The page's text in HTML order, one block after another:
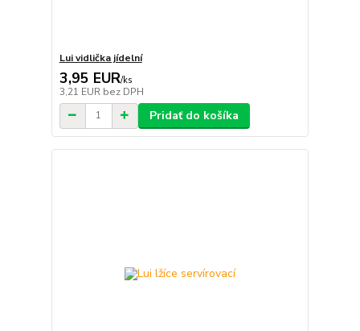
Lui vidlička jídelní
3,95 EUR/ks
3,21 EUR bez DPH
Pridať do košíka